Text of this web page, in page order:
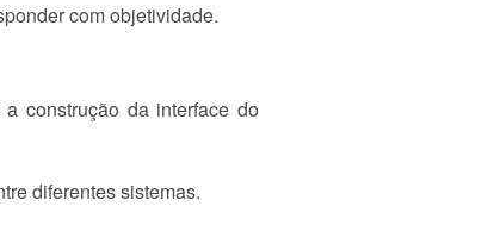
com objetividade.
construção da interface do
diferentes sistemas.